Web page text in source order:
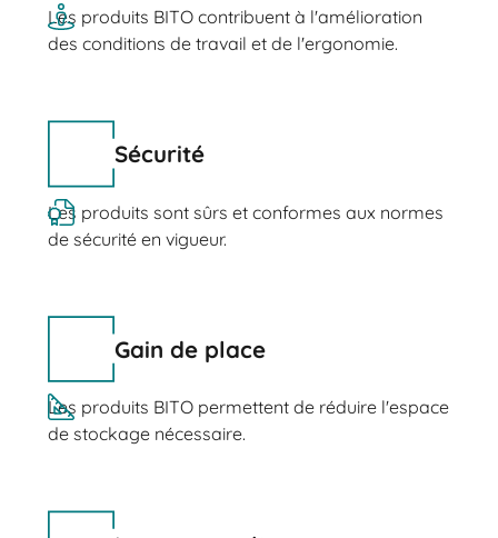
Les produits BITO contribuent à l'amélioration
des conditions de travail et de l'ergonomie.
Sécurité
Les produits sont sûrs et conformes aux normes
de sécurité en vigueur.
Gain de place
Les produits BITO permettent de réduire l'espace
de stockage nécessaire.